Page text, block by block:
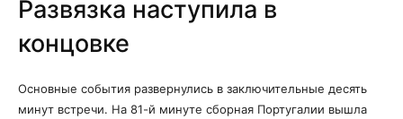
Развязка наступила в
концовке
Основные события развернулись в заключительные десять
минут встречи. На 81-й минуте сборная Португалии вышла